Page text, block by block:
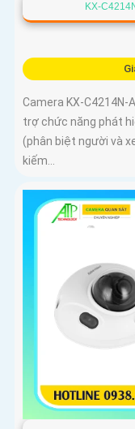
KX-
Camera KX-C4214N-
trợ chức năng phát
(phân biệt người và
kiếm...